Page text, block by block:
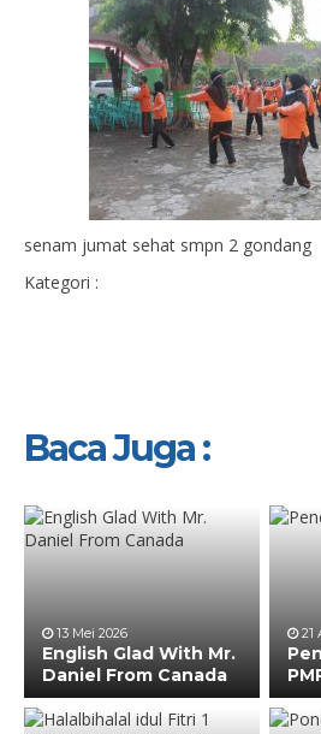
senam jumat sehat smpn 2 gondang
Kategori :
Baca Juga :
13 Mei 2026
English Glad With Mr.
Daniel From Canada
21